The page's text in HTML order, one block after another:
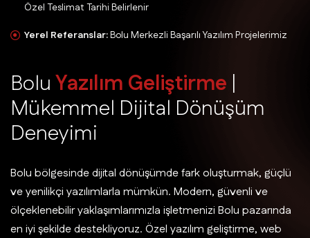
Özel Teslimat Tarihi Belirlenir
Yerel Referanslar:Bolu Merkezli Başarılı Yazılım Projelerimiz
BoluYazılım Geliştirme |
Mükemmel Dijital Dönüşüm
Deneyimi
Bolu bölgesinde dijital dönüşümde fark oluşturmak, güçlü
ve yenilikçi yazılımlarla mümkün. Modern, güvenli ve
ölçeklenebilir yaklaşımlarımızla işletmenizi Bolu pazarında
en iyi şekilde destekliyoruz. Özel yazılım geliştirme, web